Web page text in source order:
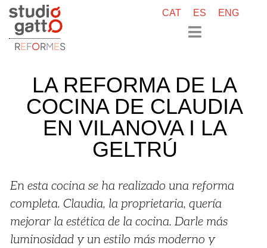
REFORMES
CAT ES ENG
LA REFORMA DE LA
COCINA DE CLAUDIA
EN VILANOVA I LA
GELTRÚ
En esta cocina se ha realizado una reforma
completa. Claudia, la proprietaria, quería
mejorar la estética de la cocina. Darle más
luminosidad y un estilo más moderno y